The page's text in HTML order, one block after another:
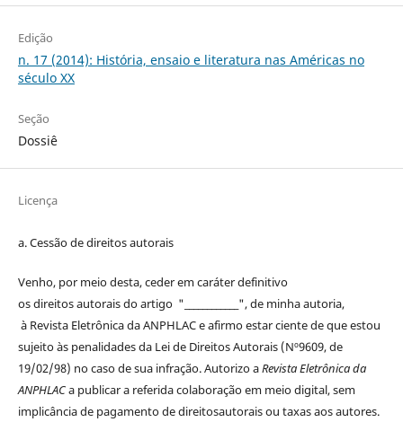
Edição
n. 17 (2014): História, ensaio e literatura nas Américas no
século XX
Seção
Dossiê
Licença
a. Cessão dedireitosautorais
Venho, por meio desta, ceder em caráter definitivo
osdireitosautoraisdo artigo "____________", de minha autoria,
à Revista Eletrônica da ANPHLACe afirmo estar ciente de que estou
sujeito às penalidades da Lei de DireitosAutorais(Nº9609, de
19/02/98) no caso de sua infração. Autorizo aRevista Eletrônica da
ANPHLACa publicar a referida colaboração em meio digital, sem
implicância de pagamento dedireitosautoraisou taxas aos autores.